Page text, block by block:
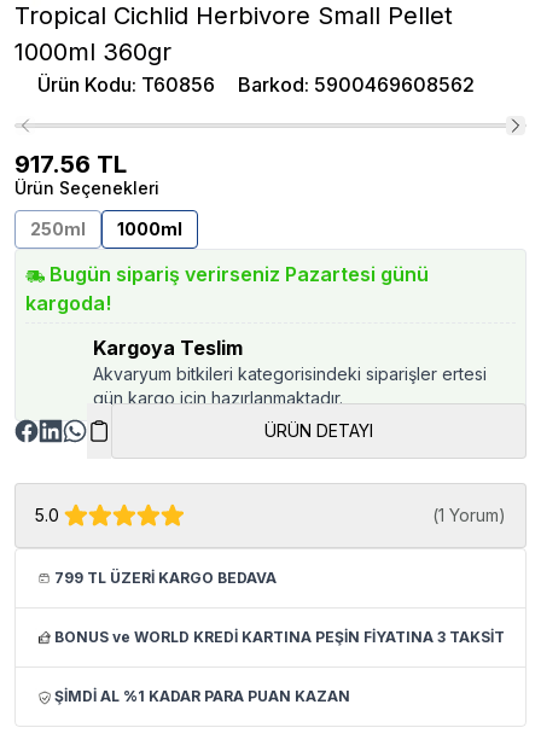
Tropical Cichlid Herbivore Small Pellet
1000ml 360gr
Ürün Kodu: T60856 Barkod: 5900469608562
917.56 TL
Ürün Seçenekleri
250ml
1000ml
Bugün sipariş verirseniz Pazartesi günü
kargoda!
Kargoya Teslim
Akvaryum bitkileri kategorisindeki siparişler ertesi
gün kargo için hazırlanmaktadır.
ÜRÜN DETAYI
5.0 (1 Yorum)
799 TL ÜZERİ KARGO BEDAVA
BONUS ve WORLD KREDİ KARTINA PEŞİN FİYATINA 3 TAKSİT
ŞİMDİ AL %1 KADAR PARA PUAN KAZAN